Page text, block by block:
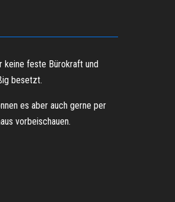
keine feste Bürokraft und
besetzt.
es aber auch gerne per
vorbeischauen.